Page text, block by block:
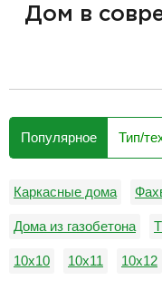
Дом в
Популярное Тип/
Каркасные дома
Дома из газобетона
10х10 10х11 10х12